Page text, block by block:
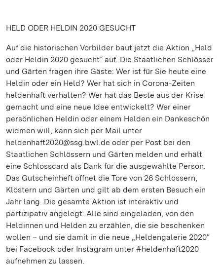
HELD ODER HELDIN 2020 GESUCHT
Auf die historischen Vorbilder baut jetzt die Aktion „Held
oder Heldin 2020 gesucht“ auf. Die Staatlichen Schlösser
und Gärten fragen ihre Gäste: Wer ist für Sie heute eine
Heldin oder ein Held? Wer hat sich in Corona-Zeiten
heldenhaft verhalten? Wer hat das Beste aus der Krise
gemacht und eine neue Idee entwickelt? Wer einer
persönlichen Heldin oder einem Helden ein Dankeschön
widmen will, kann sich per Mail unter
heldenhaft2020@ssg.bwl.de oder per Post bei den
Staatlichen Schlössern und Gärten melden und erhält
eine Schlosscard als Dank für die ausgewählte Person.
Das Gutscheinheft öffnet die Tore von 26 Schlössern,
Klöstern und Gärten und gilt ab dem ersten Besuch ein
Jahr lang. Die gesamte Aktion ist interaktiv und
partizipativ angelegt: Alle sind eingeladen, von den
Heldinnen und Helden zu erzählen, die sie beschenken
wollen – und sie damit in die neue „Heldengalerie 2020“
bei Facebook oder Instagram unter #heldenhaft2020
aufnehmen zu lassen.